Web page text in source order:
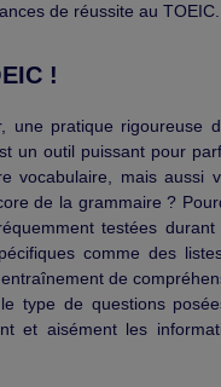
de réussite au TOEIC.
!
une pratique rigoureuse
un outil puissant pour
vocabulaire, mais aussi
de la grammaire ?
testées durant
comme des
de
type de questions
et aisément les